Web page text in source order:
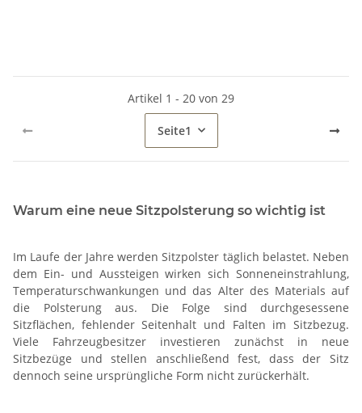
Artikel 1 - 20 von 29
Seite1
Warum eine neue Sitzpolsterung so wichtig ist
Im Laufe der Jahre werden Sitzpolster täglich belastet. Neben
dem Ein- und Aussteigen wirken sich Sonneneinstrahlung,
Temperaturschwankungen und das Alter des Materials auf
die Polsterung aus. Die Folge sind durchgesessene
Sitzflächen, fehlender Seitenhalt und Falten im Sitzbezug.
Viele Fahrzeugbesitzer investieren zunächst in neue
Sitzbezüge und stellen anschließend fest, dass der Sitz
dennoch seine ursprüngliche Form nicht zurückerhält.